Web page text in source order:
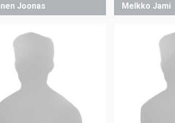
Joonas Melkko Jami